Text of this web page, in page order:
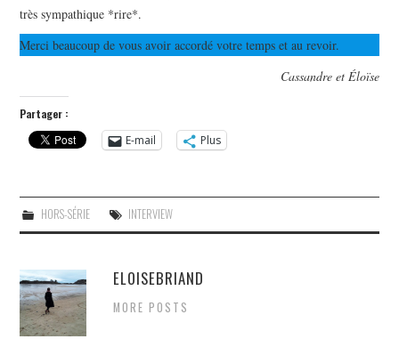
très sympathique *rire*.
Merci beaucoup de vous avoir accordé votre temps et au revoir.
Cassandre et Éloïse
Partager :
E-mail
Plus
HORS-SÉRIE INTERVIEW
ELOISEBRIAND
MORE POSTS